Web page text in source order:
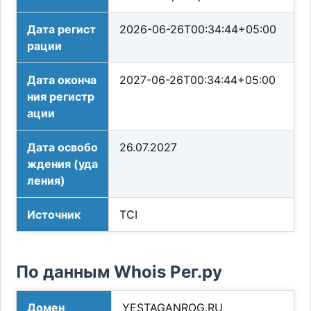
Дата регист
рации
2026-06-26T00:34:44+05:00
Дата оконча
ния регистр
ации
2027-06-26T00:34:44+05:00
Дата освобо
ждения (уда
ления)
26.07.2027
Источник TCI
По данным Whois Рег.ру
Домен YESTAGANROG.RU